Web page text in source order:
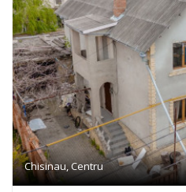
Chisinau, Centru